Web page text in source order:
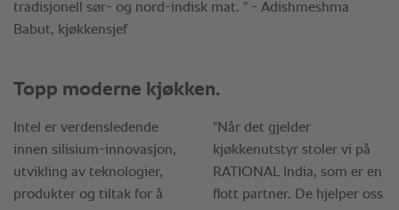
tradisjonell sør- og nord-indisk mat. " - Adishmeshma
Babut, kjøkkensjef